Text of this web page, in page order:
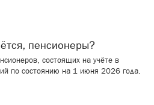
пенсионеры?
состоящих на учёте в
по состоянию на 1 июня 2026 года.